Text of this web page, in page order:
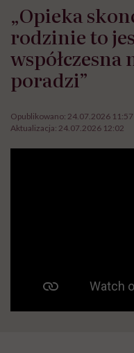
„Opieka
rodzinie to
współczesna
poradzi”
Opublikowano: 24.07.2026 11:57
Aktualizacja: 24.07.2026 12:02